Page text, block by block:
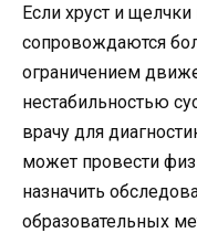
Если хруст и
сопровождаются
ограничением
нестабильностью
врачу для
может провести
назначить
образовательных